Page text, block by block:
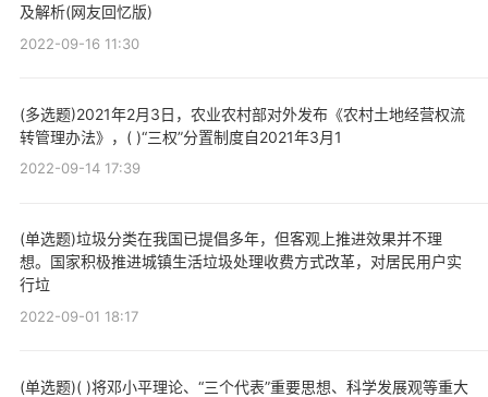
及解析(网友回忆版)
2022-09-16 11:30
(多选题)2021年2月3日，农业农村部对外发布《农村土地经营权流
转管理办法》，( )“三权”分置制度自2021年3月1
2022-09-14 17:39
(单选题)垃圾分类在我国已提倡多年，但客观上推进效果并不理
想。国家积极推进城镇生活垃圾处理收费方式改革，对居民用户实
行垃
2022-09-01 18:17
(单选题)( )将邓小平理论、“三个代表”重要思想、科学发展观等重大